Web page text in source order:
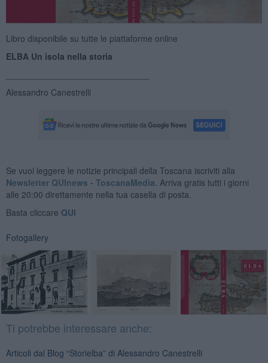
Libro disponibile su tutte le piattaforme online
ELBA Un isola nella storia
Alessandro Canestrelli
Se vuoi leggere le notizie principali della Toscana iscriviti alla
Newsletter QUInews - ToscanaMedia. Arriva gratis tutti i giorni
alle 20:00 direttamente nella tua casella di posta.
Basta cliccare QUI
Fotogallery
Ti potrebbe interessare anche:
Articoli dal Blog “Storielba” di Alessandro Canestrelli